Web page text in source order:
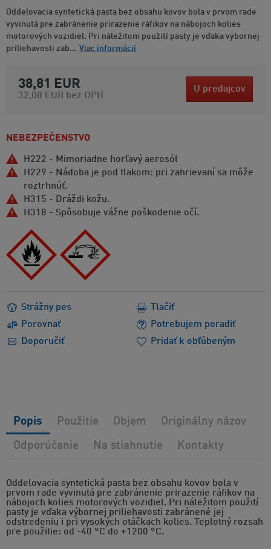
Oddelovacia syntetická pasta bez obsahu kovov bola v prvom rade
vyvinutá pre zabránenie prirazenie ráfikov na nábojoch kolies
motorových vozidiel. Pri náležitom použití pasty je vďaka výbornej
priliehavosti zab... Viac informácií
38,81 EUR
32,08 EUR bez DPH
U predajcov
H222 - Mimoriadne horľavý aerosól
H229 - Nádoba je pod tlakom: pri zahrievaní sa môže
roztrhnúť.
H315 - Dráždi kožu.
H318 - Spôsobuje vážne poškodenie očí.
NEBEZPEČENSTVO
Strážny pes
Porovnať
Potrebujem poradiť
Doporučiť
Tlačiť
Pridať k obľúbeným
Oddelovacia syntetická pasta bez obsahu kovov bola v
prvom rade vyvinutá pre zabránenie prirazenie ráfikov na
nábojoch kolies motorových vozidiel. Pri náležitom použití
pasty je vďaka výbornej priliehavosti zabránené jej
odstredeniu i pri vysokých otáčkach kolies. Teplotný rozsah
pre použitie: od -40 °C do +1200 °C.
Popis Použitie Objem Originálny názov
Odporúčanie Na stiahnutie Kontakty